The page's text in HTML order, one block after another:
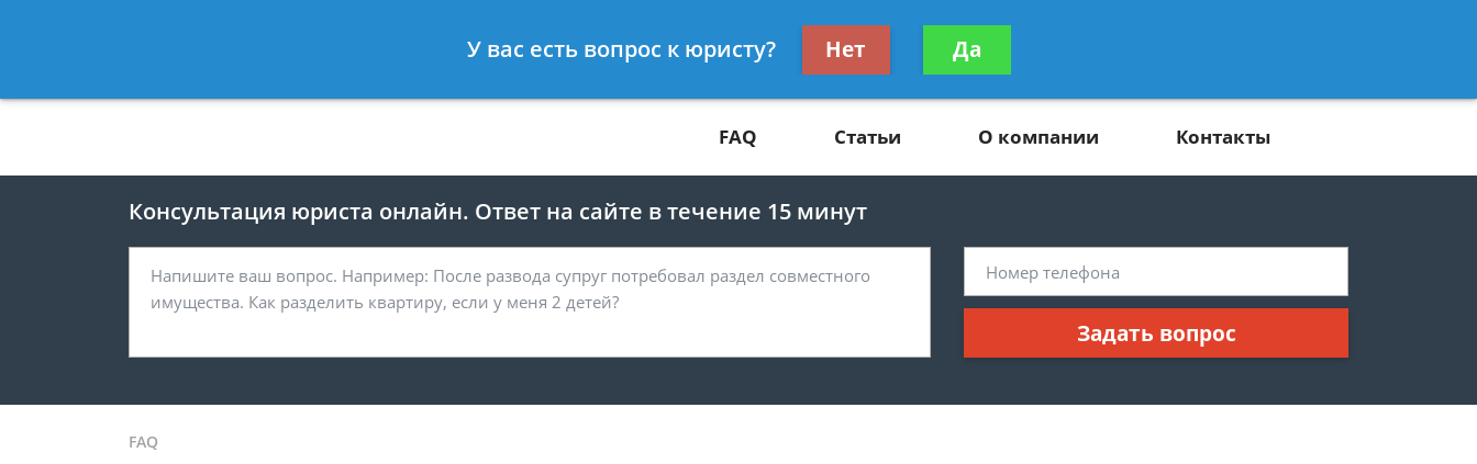
8 812 425-67-81
Получите консультацию
бесплатно
FAQ Статьи О компании Контакты
Консультация юриста онлайн. Ответ на сайте в течение 15 минут
Задать вопрос
FAQ
У вас есть вопрос к юристу? Нет Да